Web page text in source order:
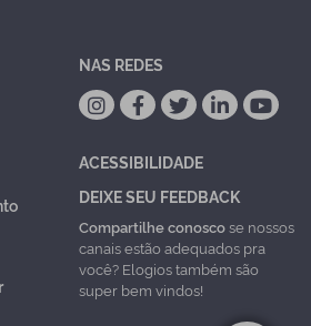
NAS REDES
ACESSIBILIDADE
DEIXE SEU FEEDBACK
Compartilhe conoscose nossos
canais estão adequados pra
você? Elogios também são
super bem vindos!